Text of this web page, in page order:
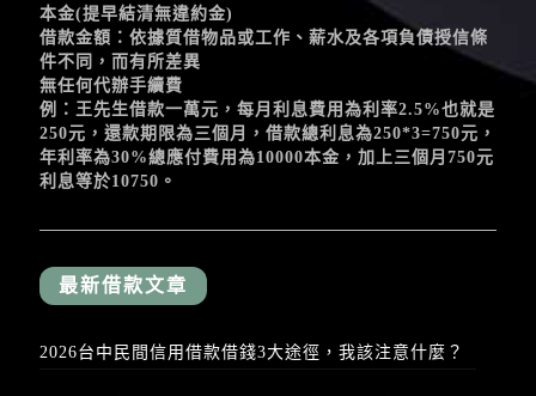
本金(提早結清無違約金)
借款金額：依據質借物品或工作、薪水及各項負債授信條
件不同，而有所差異
無任何代辦手續費
例：王先生借款一萬元，每月利息費用為利率2.5%也就是
250元，還款期限為三個月，借款總利息為250*3=750元，
年利率為30%總應付費用為10000本金，加上三個月750元
利息等於10750。
最新借款文章
2026台中民間信用借款借錢3大途徑，我該注意什麼？